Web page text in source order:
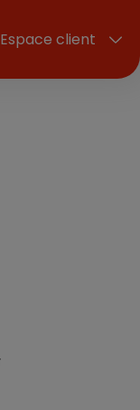
Espace client